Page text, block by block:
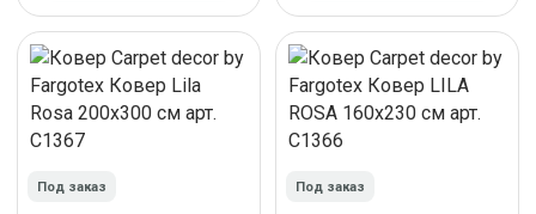
Под заказ Под заказ